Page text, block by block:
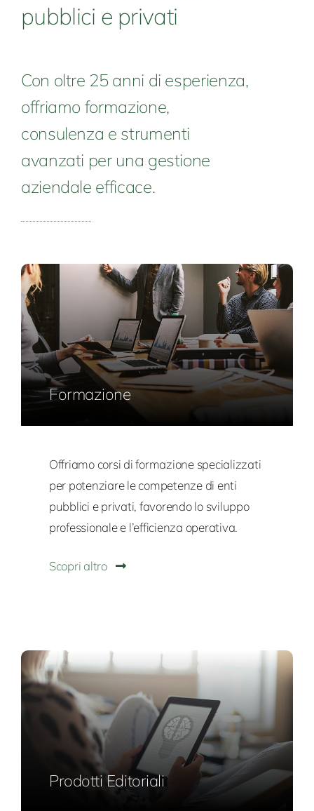
pubblici e privati
Con oltre 25 anni di esperienza,
offriamo formazione,
consulenza e strumenti
avanzati per una gestione
aziendale efficace.
Formazione
Offriamo corsi di formazione specializzati
per potenziare le competenze di enti
pubblici e privati, favorendo lo sviluppo
professionale e l’efficienza operativa.
Scopri altro
Prodotti Editoriali